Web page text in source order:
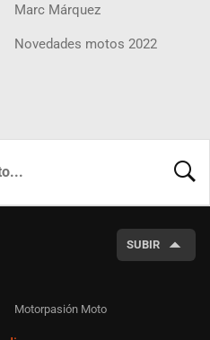
Marc Márquez
Novedades motos 2022
SUBIR
Motorpasión Moto